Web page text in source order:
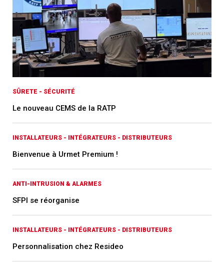
SÛRETE - SÉCURITÉ
Le nouveau CEMS de la RATP
INSTALLATEURS - INTÉGRATEURS - DISTRIBUTEURS
Bienvenue à Urmet Premium !
ANTI-INTRUSION & ALARMES
SFPI se réorganise
INSTALLATEURS - INTÉGRATEURS - DISTRIBUTEURS
Personnalisation chez Resideo